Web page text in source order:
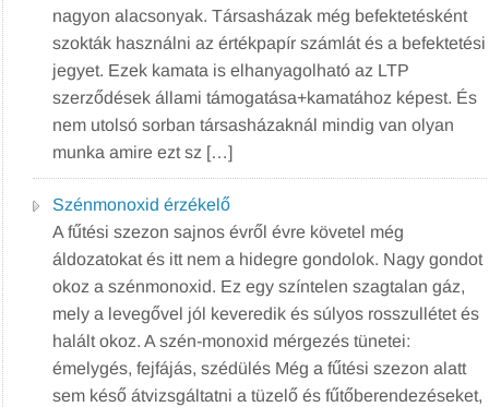
nagyon alacsonyak. Társasházak még befektetésként
szokták használni az értékpapír számlát és a befektetési
jegyet. Ezek kamata is elhanyagolható az LTP
szerződések állami támogatása+kamatához képest. És
nem utolsó sorban társasházaknál mindig van olyan
munka amire ezt sz […]
Szénmonoxid érzékelő
A fűtési szezon sajnos évről évre követel még
áldozatokat és itt nem a hidegre gondolok. Nagy gondot
okoz a szénmonoxid. Ez egy színtelen szagtalan gáz,
mely a levegővel jól keveredik és súlyos rosszullétet és
halált okoz. A szén-monoxid mérgezés tünetei:
émelygés, fejfájás, szédülés Még a fűtési szezon alatt
sem késő átvizsgáltatni a tüzelő és fűtőberendezéseket,